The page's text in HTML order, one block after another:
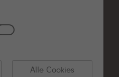
Alle Cookies